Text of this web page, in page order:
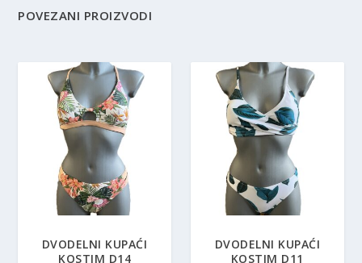
POVEZANI PROIZVODI
DVODELNI KUPAĆI
KOSTIM D14
DVODELNI KUPAĆI
KOSTIM D11